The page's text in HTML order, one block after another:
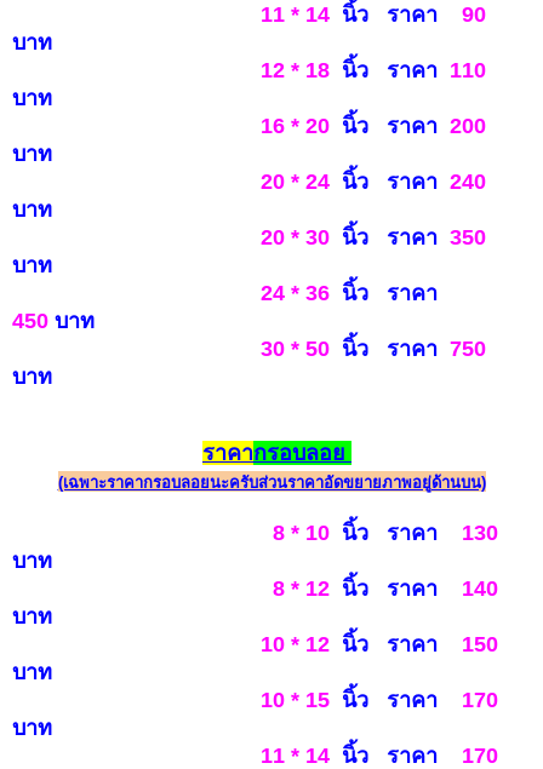
11 * 14 นิ้ว ราคา
90
บาท
12 * 18 นิ้ว ราคา 110
บาท
16 * 20 นิ้ว ราคา 200
บาท
20 * 24 นิ้ว ราคา 240
บาท
20 * 30 นิ้ว ราคา 350
บาท
24 * 36 นิ้ว ราคา
450 บาท
30 * 50 นิ้ว ราคา 750
บาท
ราคากรอบลอย
(เฉพาะราคากรอบลอยนะครับส่วนราคาอัดขยายภาพอยู่ด้านบน)
8 * 10 นิ้ว ราคา 130
บาท
8 * 12 นิ้ว ราคา 140
บาท
10 * 12 นิ้ว ราคา 150
บาท
10 * 15 นิ้ว ราคา 170
บาท
11 * 14 นิ้ว ราคา
170